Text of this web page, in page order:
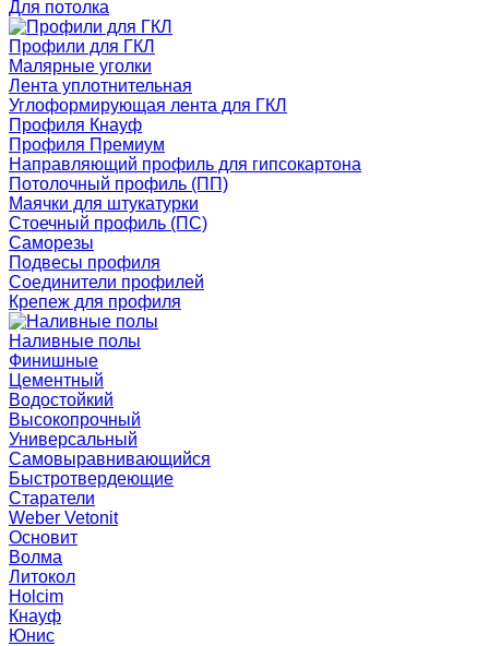
Для потолка
Профили для ГКЛ
Малярные уголки
Лента уплотнительная
Углоформирующая лента для ГКЛ
Профиля Кнауф
Профиля Премиум
Направляющий профиль для гипсокартона
Потолочный профиль (ПП)
Маячки для штукатурки
Стоечный профиль (ПС)
Саморезы
Подвесы профиля
Соединители профилей
Крепеж для профиля
Наливные полы
Финишные
Цементный
Водостойкий
Высокопрочный
Универсальный
Самовыравнивающийся
Быстротвердеющие
Старатели
Weber Vetonit
Основит
Волма
Литокол
Holcim
Кнауф
Юнис